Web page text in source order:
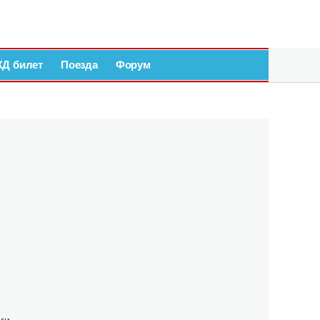
билет Поезда Форум